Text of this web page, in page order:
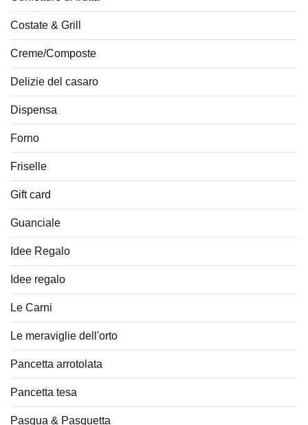
Costate & Grill
Creme/Composte
Delizie del casaro
Dispensa
Forno
Friselle
Gift card
Guanciale
Idee Regalo
Idee regalo
Le Carni
Le meraviglie dell'orto
Pancetta arrotolata
Pancetta tesa
Pasqua & Pasquetta